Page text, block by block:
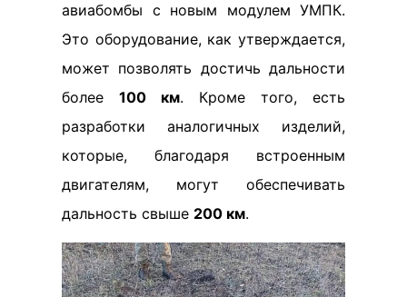
авиабомбы с новым модулем УМПК.
Это оборудование, как утверждается,
может позволять достичь дальности
более 100 км. Кроме того, есть
разработки аналогичных изделий,
которые, благодаря встроенным
двигателям, могут обеспечивать
дальность свыше 200 км.